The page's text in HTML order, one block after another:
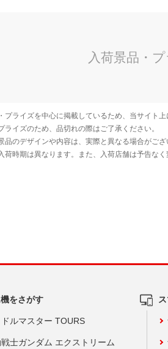
をさがす
ルマスター TOURS
士ガンダム エクストリーム